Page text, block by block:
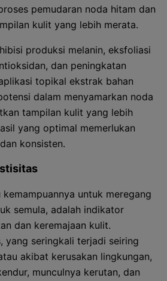
pemudaran noda hitam dan
kulit yang lebih merata.
produksi melanin, eksfoliasi
dan peningkatan
topikal ekstrak bahan
dalam menyamarkan noda
tampilan kulit yang lebih
yang optimal memerlukan
konsisten.
untuk meregang
semula, adalah indikator
dan keremajaan kulit.
yang seringkali terjadi seiring
akibat kerusakan lingkungan,
munculnya kerutan, dan